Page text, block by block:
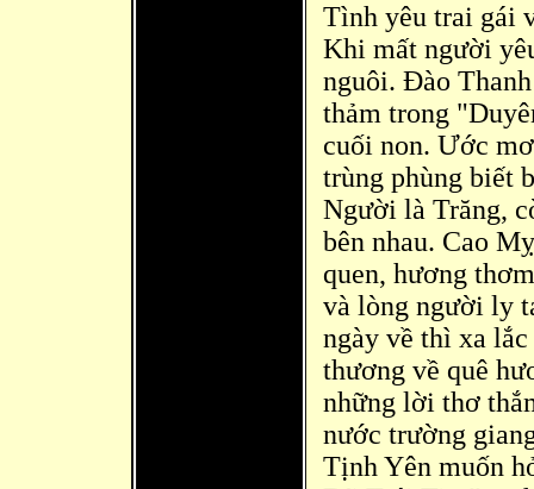
Tình yêu trai gái
Khi mất người
nguôi. Đào
thảm trong
cuối non. Ước
trùng phùng biết
Người là Trăng,
bên nhau. Cao
quen, hương
và lòng người ly
ngày về thì xa
thương về quê
những lời thơ
nước trường
Tịnh Yên muốn